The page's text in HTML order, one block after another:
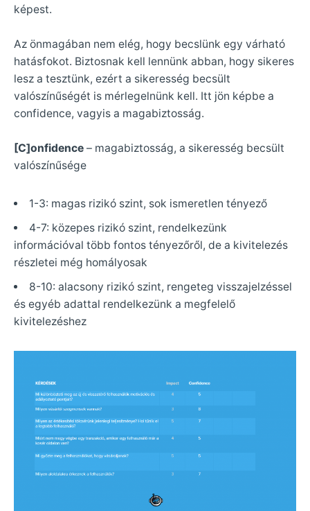
képest.
Az önmagában nem elég, hogy becslünk egy várható
hatásfokot. Biztosnak kell lennünk abban, hogy sikeres
lesz a tesztünk, ezért a sikeresség becsült
valószínűségét is mérlegelnünk kell. Itt jön képbe a
confidence, vagyis a magabiztosság.
[C]onfidence – magabiztosság, a sikeresség becsült
valószínűsége
1-3: magas rizikó szint, sok ismeretlen tényező
4-7: közepes rizikó szint, rendelkezünk
információval több fontos tényezőről, de a kivitelezés
részletei még homályosak
8-10: alacsony rizikó szint, rengeteg visszajelzéssel
és egyéb adattal rendelkezünk a megfelelő
kivitelezéshez